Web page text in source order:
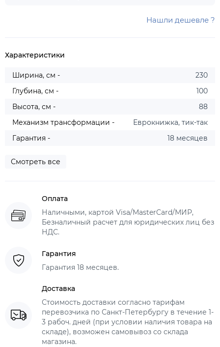
Нашли дешевле ?
Характеристики
Ширина, см -
230
Глубина, см -
100
Высота, см -
88
Механизм трансформации -
Еврокнижка, тик-так
Гарантия -
18 месяцев
Смотреть все
Оплата
Наличными, картой Visa/MasterCard/МИР,
Безналичный расчет для юридических лиц без
НДС.
Гарантия
Гарантия 18 месяцев.
Доставка
Стоимость доставки согласно тарифам
перевозчика по Санкт-Петербургу в течение 1-
3 рабоч. дней (при условии наличия товара на
складе), возможен самовывоз со склада
магазина.